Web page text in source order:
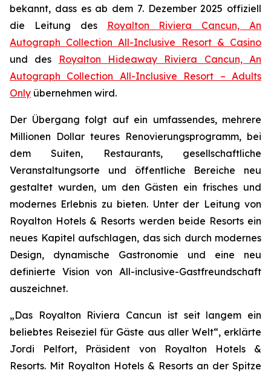
bekannt, dass es ab dem 7. Dezember 2025 offiziell
die Leitung des
Royalton Riviera Cancun, An
Autograph Collection All-Inclusive Resort & Casino
und des
Royalton Hideaway Riviera Cancun, An
Autograph Collection All-Inclusive Resort – Adults
Only übernehmen wird.
Der Übergang folgt auf ein umfassendes, mehrere
Millionen Dollar teures Renovierungsprogramm, bei
dem Suiten, Restaurants, gesellschaftliche
Veranstaltungsorte und öffentliche Bereiche neu
gestaltet wurden, um den Gästen ein frisches und
modernes Erlebnis zu bieten. Unter der Leitung von
Royalton Hotels & Resorts werden beide Resorts ein
neues Kapitel aufschlagen, das sich durch modernes
Design, dynamische Gastronomie und eine neu
definierte Vision von All-inclusive-Gastfreundschaft
auszeichnet.
„Das Royalton Riviera Cancun ist seit langem ein
beliebtes Reiseziel für Gäste aus aller Welt“, erklärte
Jordi Pelfort, Präsident von Royalton Hotels &
Resorts. Mit Royalton Hotels & Resorts an der Spitze